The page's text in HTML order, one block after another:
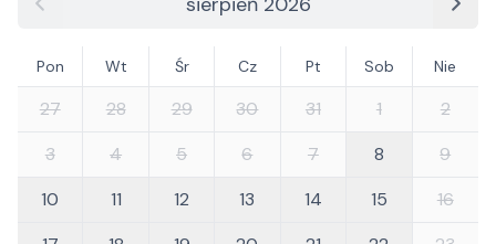
Pon Wt Śr Cz Pt Sob Nie
27 28 29 30 31 1
2
3
4 5 6 7 8
9
10
11 12 13 14 15
16